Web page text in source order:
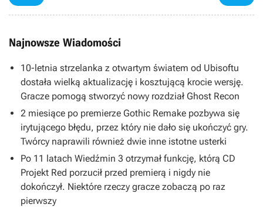
Najnowsze Wiadomości
10-letnia strzelanka z otwartym światem od Ubisoftu
dostała wielką aktualizację i kosztującą krocie wersję.
Gracze pomogą stworzyć nowy rozdział Ghost Recon
2 miesiące po premierze Gothic Remake pozbywa się
irytującego błędu, przez który nie dało się ukończyć gry.
Twórcy naprawili również dwie inne istotne usterki
Po 11 latach Wiedźmin 3 otrzymał funkcję, którą CD
Projekt Red porzucił przed premierą i nigdy nie
dokończył. Niektóre rzeczy gracze zobaczą po raz
pierwszy